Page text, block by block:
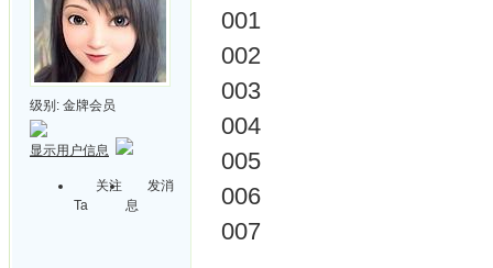
级别: 金牌会员
显示用户信息
关注
Ta
发消
息
001
002
003
004
005
006
007